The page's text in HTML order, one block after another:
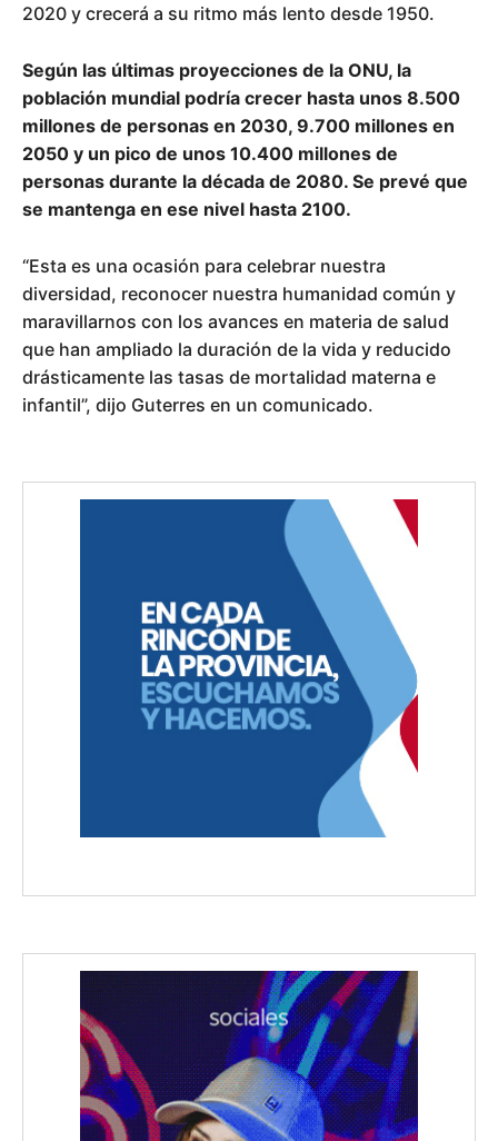
2020 y crecerá a su ritmo más lento desde 1950.
Según las últimas proyecciones de la ONU, la
población mundial podría crecer hasta unos 8.500
millones de personas en 2030, 9.700 millones en
2050 y un pico de unos 10.400 millones de
personas durante la década de 2080. Se prevé que
se mantenga en ese nivel hasta 2100.
“Esta es una ocasión para celebrar nuestra
diversidad, reconocer nuestra humanidad común y
maravillarnos con los avances en materia de salud
que han ampliado la duración de la vida y reducido
drásticamente las tasas de mortalidad materna e
infantil”, dijo Guterres en un comunicado.